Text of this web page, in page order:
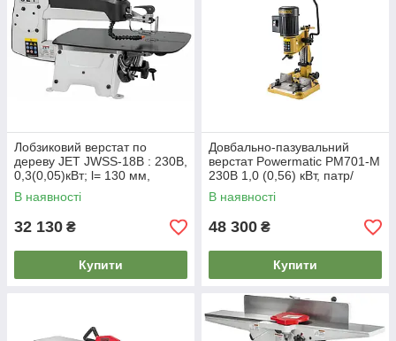
Лобзиковий верстат по
дереву JET JWSS-18B : 230В,
0,3(0,05)кВт; l= 130 мм,
-45º-0-45º. різ- 48 мм,
В наявності
32 130 ₴
Купити
Довбально-пазувальний
верстат Powermatiс PM701-M
230В 1,0 (0,56) кВт, патр/
різецьØ=13/12-16
В наявності
48 300 ₴
Купити